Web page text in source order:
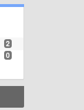
2
0